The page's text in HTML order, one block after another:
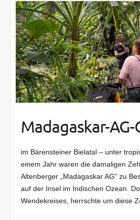
Madagaskar-
im Bärensteiner Bielatal – unter
einem Jahr waren die damaligen
Altenberger „Madagaskar AG“ zu
auf der Insel im Indischen Ozean.
Wendekreises, herrschte um diese